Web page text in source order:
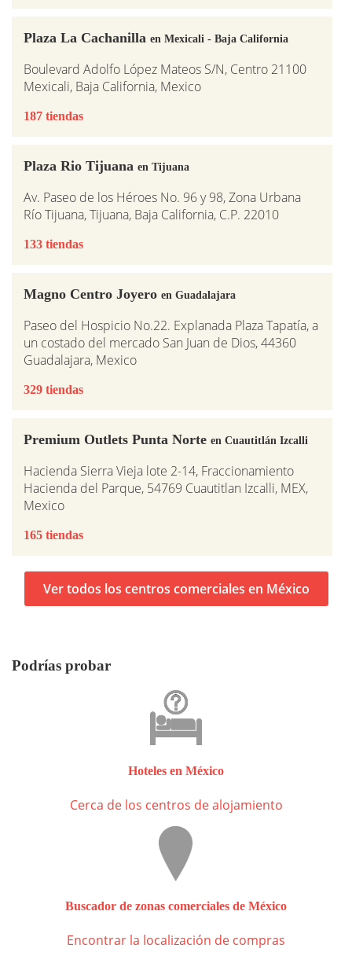
Plaza La Cachanilla en Mexicali - Baja California
Boulevard Adolfo López Mateos S/N, Centro 21100
Mexicali, Baja California, Mexico
187 tiendas
Plaza Rio Tijuana en Tijuana
Av. Paseo de los Héroes No. 96 y 98, Zona Urbana
Río Tijuana, Tijuana, Baja California, C.P. 22010
133 tiendas
Magno Centro Joyero en Guadalajara
Paseo del Hospicio No.22. Explanada Plaza Tapatía, a
un costado del mercado San Juan de Dios, 44360
Guadalajara, Mexico
329 tiendas
Premium Outlets Punta Norte en Cuautitlán Izcalli
Hacienda Sierra Vieja lote 2-14, Fraccionamiento
Hacienda del Parque, 54769 Cuautitlan Izcalli, MEX,
Mexico
165 tiendas
Ver todos los centros comerciales en México
Podrías probar
Hoteles en México
Cerca de los centros de alojamiento
Buscador de zonas comerciales de México
Encontrar la localización de compras